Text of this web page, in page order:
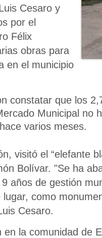
Cesaro y
por el
Félix
obras para
en el municipio
constatar que los
Municipal no
varios meses.
visitó el “elefante
Bolívar. "Se ha
años de gestión
como
Cesaro.
en la comunidad de